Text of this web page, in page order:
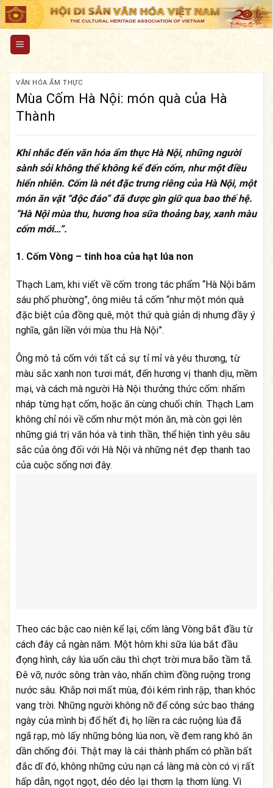
Skip
to
content
VĂN HÓA ẨM THỰC
Mùa Cốm Hà Nội: món quà của Hà
Thành
Khi nhắc đến văn hóa ẩm thực Hà Nội, những người
sành sỏi không thể không kể đến cốm, như một điều
hiển nhiên. Cốm là nét đặc trưng riêng của Hà Nội, một
món ăn vặt “độc đáo” đã được gìn giữ qua bao thế hệ.
“Hà Nội mùa thu, hương hoa sữa thoảng bay, xanh màu
cốm mới…”.
1. Cốm Vòng – tinh hoa của hạt lúa non
Thạch Lam, khi viết về cốm trong tác phẩm “Hà Nội băm
sáu phố phường”, ông miêu tả cốm “như một món quà
đặc biệt của đồng quê, một thứ quà giản dị nhưng đầy ý
nghĩa, gắn liền với mùa thu Hà Nội”.
Ông mô tả cốm với tất cả sự tỉ mỉ và yêu thương, từ
màu sắc xanh non tươi mát, đến hương vị thanh dịu, mềm
mại, và cách mà người Hà Nội thưởng thức cốm: nhấm
nháp từng hạt cốm, hoặc ăn cùng chuối chín. Thạch Lam
không chỉ nói về cốm như một món ăn, mà còn gợi lên
những giá trị văn hóa và tinh thần, thể hiện tình yêu sâu
sắc của ông đối với Hà Nội và những nét đẹp thanh tao
của cuộc sống nơi đây.
Theo các bậc cao niên kể lại, cốm làng Vòng bắt đầu từ
cách đây cả ngàn năm. Một hôm khi sữa lúa bắt đầu
đọng hình, cây lúa uốn câu thì chợt trời mưa bão tầm tã.
Đê vỡ, nước sông tràn vào, nhấn chìm đồng ruộng trong
nước sâu. Khắp nơi mất mùa, đói kém rình rập, than khóc
vang trời. Những người không nỡ để công sức bao tháng
ngày của mình bị đổ hết đi, họ liền ra các ruộng lúa đã
ngã rạp, mò lấy những bông lúa non, về đem rang khô ăn
dần chống đói. Thật may là cái thành phẩm có phần bất
đắc dĩ đó, không những cứu nạn cả làng mà còn có vị rất
hấp dẫn, ngọt ngọt, dẻo dẻo lại thơm lạ thơm lùng. Vì